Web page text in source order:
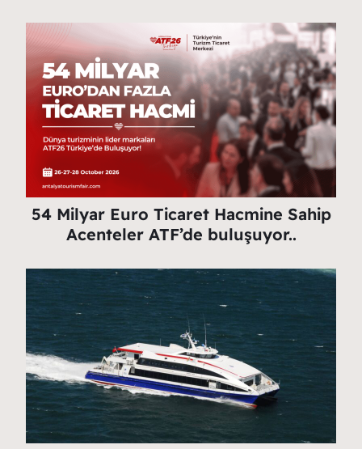
54 Milyar Euro Ticaret Hacmine Sahip
Acenteler ATF’de buluşuyor..